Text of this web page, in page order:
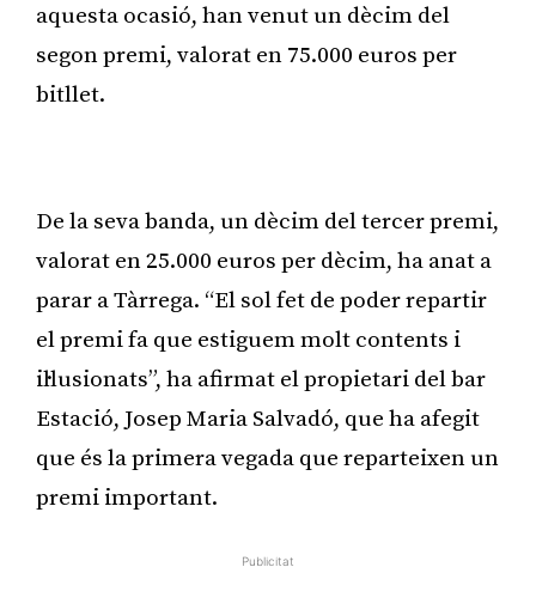
aquesta ocasió, han venut un dècim del
segon premi, valorat en 75.000 euros per
bitllet.
De la seva banda, un dècim del tercer premi,
valorat en 25.000 euros per dècim, ha anat a
parar a Tàrrega. “El sol fet de poder repartir
el premi fa que estiguem molt contents i
il·lusionats”, ha afirmat el propietari del bar
Estació, Josep Maria Salvadó, que ha afegit
que és la primera vegada que reparteixen un
premi important.
Publicitat